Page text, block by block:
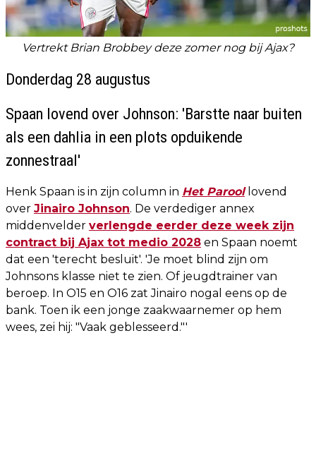
Vertrekt Brian Brobbey deze zomer nog bij Ajax?
Donderdag 28 augustus
Spaan lovend over Johnson: 'Barstte naar buiten
als een dahlia in een plots opduikende
zonnestraal'
Henk Spaan is in zijn column in Het Paroollovend
over Jinairo Johnson. De verdediger annex
middenvelder verlengde eerder deze week zijn
contract bij Ajax tot medio 2028 en Spaan noemt
dat een 'terecht besluit'. 'Je moet blind zijn om
Johnsons klasse niet te zien. Of jeugdtrainer van
beroep. In O15 en O16 zat Jinairo nogal eens op de
bank. Toen ik een jonge zaakwaarnemer op hem
wees, zei hij: "Vaak geblesseerd."'